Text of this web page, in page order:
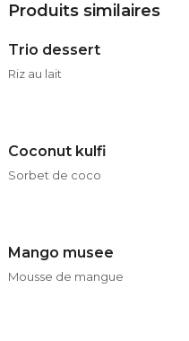
Produits similaires
Trio dessert
Riz au lait
Coconut kulfi
Sorbet de coco
Mango musee
Mousse de mangue